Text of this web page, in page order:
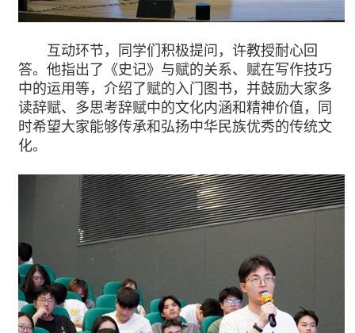
互动环节，同学们积极提问，许教授耐心回
答。他指出了《史记》与赋的关系、赋在写作技巧
中的运用等，介绍了赋的入门图书，并鼓励大家多
读辞赋、多思考辞赋中的文化内涵和精神价值，同
时希望大家能够传承和弘扬中华民族优秀的传统文
化。